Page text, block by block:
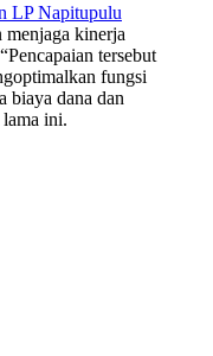
LP Napitupulu
menjaga kinerja
tersebut
fungsi
biaya dana dan
ini.